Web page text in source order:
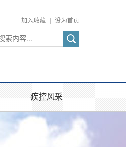
加入收藏 设为首页
疾控风采